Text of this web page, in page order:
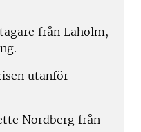
från Laholm,
utanför
Nordberg från